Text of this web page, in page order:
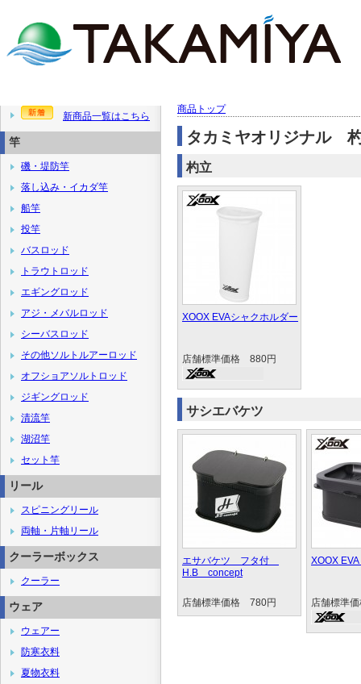
商品トップ
タカミヤオリジナル
杓立
XOOX EVAシャクホルダー
店舗標準価格 880円
サシエバケツ
エサバケツ フタ付
H.B concept
店舗標準価格 780円
XOOX
店舗標準
新商品一覧はこちら
竿
磯・堤防竿
落し込み・イカダ竿
船竿
投竿
バスロッド
トラウトロッド
エギングロッド
アジ・メバルロッド
シーバスロッド
その他ソルトルアーロッド
オフショアソルトロッド
ジギングロッド
清流竿
湖沼竿
セット竿
リール
スピニングリール
両軸・片軸リール
クーラーボックス
クーラー
ウェア
ウェアー
防寒衣料
夏物衣料